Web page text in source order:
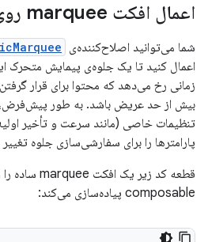
اعمال افکت marquee روی متن
شما می‌توانید اصلاح‌کننده‌ی
زمانی رخ می‌دهد که محتوا برای قرار
بیش از حد عریض باشد. به طور پیش‌فرض،
تنظیمات خاصی (مانند سرعت و تأخیر
پارامترها را برای سفارشی‌سازی جلوه
قطعه کد زیر یک افکت marquee ساده را روی یک
composable پیاده‌سازی می‌کند: